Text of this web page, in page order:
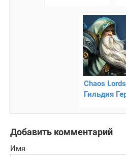
истребителей
Chaos
Гильдия
Зла
Добавить комментарий
Имя